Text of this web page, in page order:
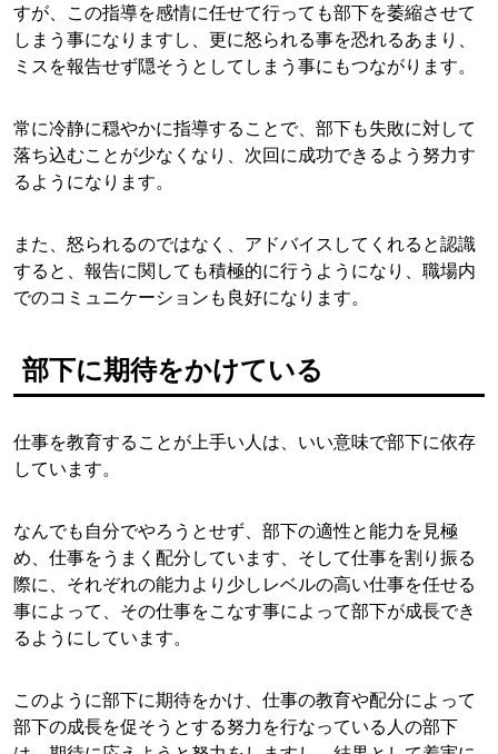
すが、この指導を感情に任せて行っても部下を萎縮させて
しまう事になりますし、更に怒られる事を恐れるあまり、
ミスを報告せず隠そうとしてしまう事にもつながります。
常に冷静に穏やかに指導することで、部下も失敗に対して
落ち込むことが少なくなり、次回に成功できるよう努力す
るようになります。
また、怒られるのではなく、アドバイスしてくれると認識
すると、報告に関しても積極的に行うようになり、職場内
でのコミュニケーションも良好になります。
部下に期待をかけている
仕事を教育することが上手い人は、いい意味で部下に依存
しています。
なんでも自分でやろうとせず、部下の適性と能力を見極
め、仕事をうまく配分しています、そして仕事を割り振る
際に、それぞれの能力より少しレベルの高い仕事を任せる
事によって、その仕事をこなす事によって部下が成長でき
るようにしています。
このように部下に期待をかけ、仕事の教育や配分によって
部下の成長を促そうとする努力を行なっている人の部下